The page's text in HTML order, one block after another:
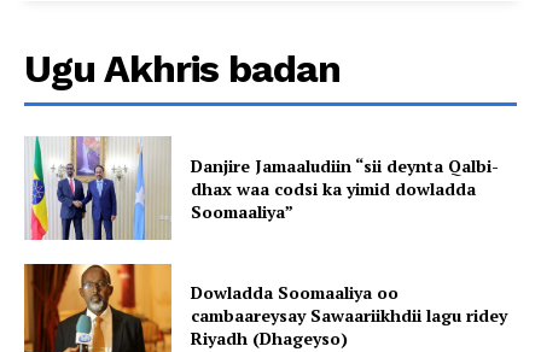
Ugu Akhris badan
Danjire Jamaaludiin “sii deynta Qalbi-
dhax waa codsi ka yimid dowladda
Soomaaliya”
Dowladda Soomaaliya oo
cambaareysay Sawaariikhdii lagu ridey
Riyadh (Dhageyso)